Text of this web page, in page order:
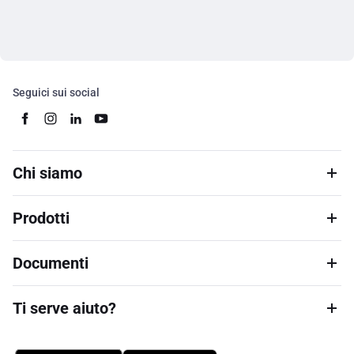
Seguici sui social
Chi siamo
Prodotti
Documenti
Ti serve aiuto?